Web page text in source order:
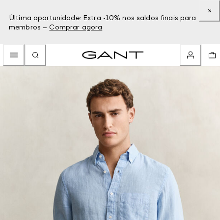
Última oportunidade: Extra -10% nos saldos finais para
membros – Comprar agora